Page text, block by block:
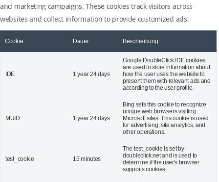
and marketing campaigns. These cookies track visitors across
websites and collect information to provide customized ads.
Cookie Dauer Beschreibung
IDE 1 year 24 days
Google DoubleClick IDE cookies
are used to store information about
how the user uses the website to
present them with relevant ads and
according to the user profile.
MUID 1 year 24 days
Bing sets this cookie to recognize
unique web browsers visiting
Microsoft sites. This cookie is used
for advertising, site analytics, and
other operations.
test_cookie 15 minutes
The test_cookie is set by
doubleclick.net and is used to
determine if the user's browser
supports cookies.